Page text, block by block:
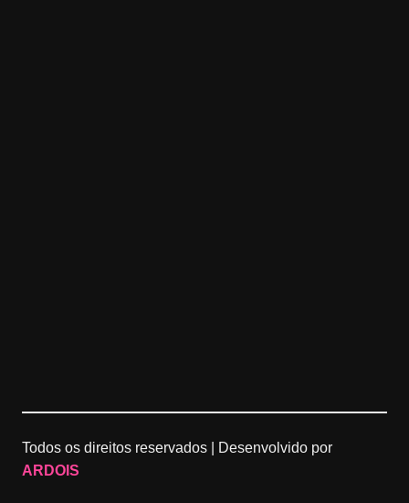
Todos os direitos reservados |
Desenvolvido por
ARDOIS